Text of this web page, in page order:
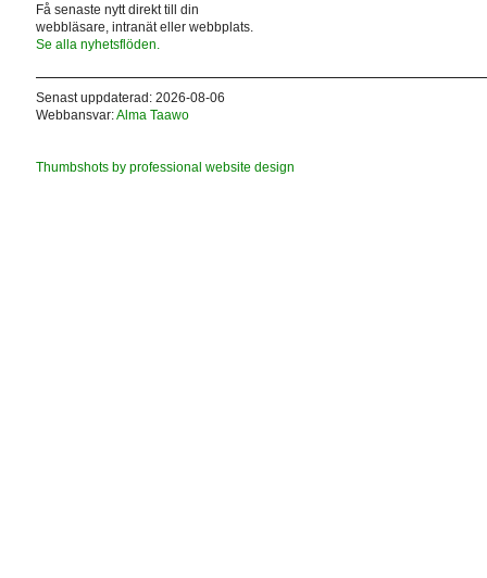
Få senaste nytt direkt till din
webbläsare, intranät eller webbplats.
Se alla nyhetsflöden.
Senast uppdaterad: 2026-08-06
Webbansvar:Alma Taawo
Thumbshots by professional website design